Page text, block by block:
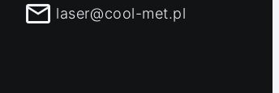
laser@cool-met.pl